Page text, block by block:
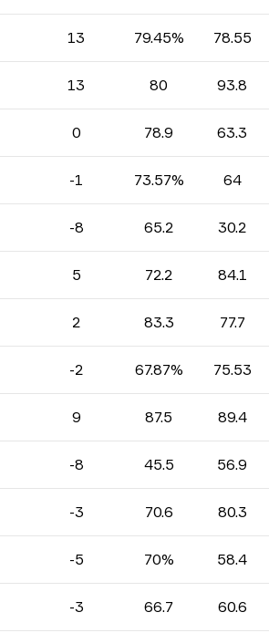
13 79.45% 78.55
13 80 93.8
0 78.9 63.3
-1 73.57% 64
-8 65.2 30.2
5 72.2 84.1
2 83.3 77.7
-2 67.87% 75.53
9 87.5 89.4
-8 45.5 56.9
-3 70.6 80.3
-5 70% 58.4
-3 66.7 60.6